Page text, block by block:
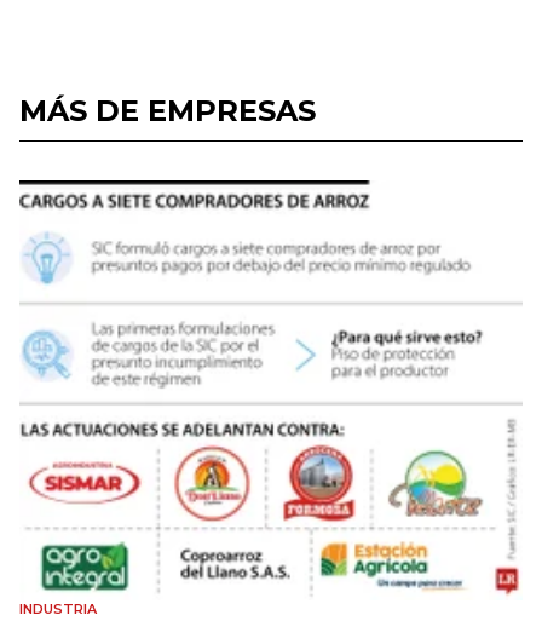
MÁS DE EMPRESAS
INDUSTRIA